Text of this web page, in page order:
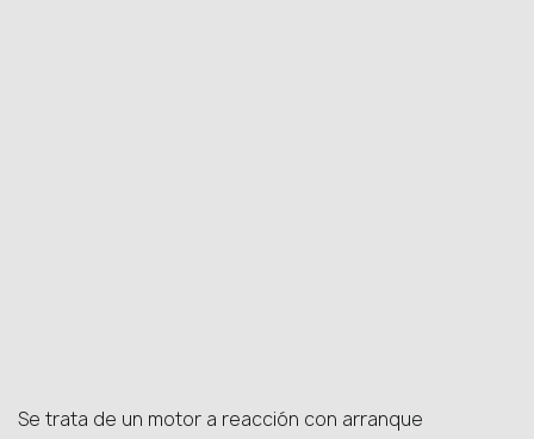
Se trata de un motor a reacción con arranque